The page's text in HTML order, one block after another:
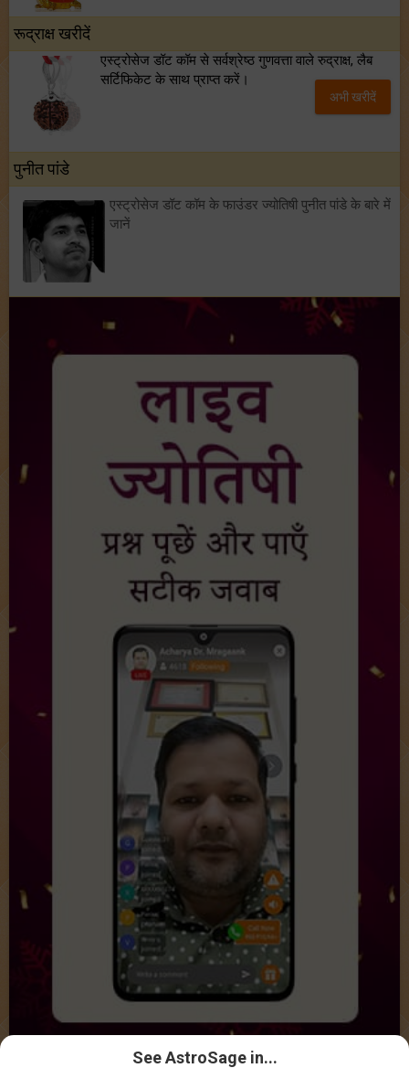
रूद्राक्ष खरीदें
एस्ट्रोसेज डॉट कॉम से सर्वश्रेष्ठ गुणवत्ता वाले रुद्राक्ष, लैब
सर्टिफिकेट के साथ प्राप्त करें।
अभी खरीदें
पुनीत पांडे
एस्ट्रोसेज डॉट कॉम के फाउंडर ज्योतिषी पुनीत पांडे के बारे में
जानें
See AstroSage in...